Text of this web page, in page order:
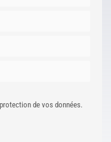
de vos données.